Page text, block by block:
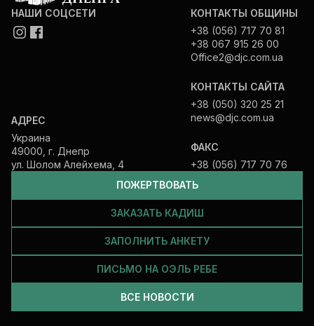
ПОЖЕРТВОВАТЬ
ЗАКАЗАТЬ КАДИШ
ЗАПОЛНИТЬ АНКЕТУ
ПИСЬМО НА ОЭЛЬ РЕБЕ
ВСЕ НОВОСТИ
НАШИ СОЦСЕТИ
АДРЕС
Украина
49000, г. Днепр
ул. Шолом Алейхема, 4
КОНТАКТЫ ОБЩИНЫ
+38 (056) 717 70 81
+38 067 915 26 00
Office2@djc.com.ua
КОНТАКТЫ САЙТА
+38 (050) 320 25 21
news@djc.com.ua
ФАКС
+38 (056) 717 70 76